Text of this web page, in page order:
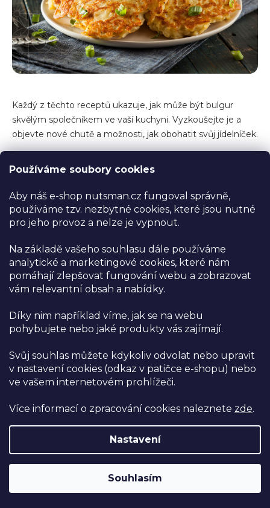
Používáme soubory cookies
Aby náš e-shop nutsman.cz fungoval správně,
používáme tzv. nezbytné cookies, které jsou nutné
pro jeho provoz a nelze je vypnout.
Na základě vašeho souhlasu dále používáme
analytické a marketingové cookies, které nám
pomáhají zlepšovat fungování webu a zobrazovat
vám relevantní obsah a nabídky.
Díky nim například víme, jak se na webu
pohybujete nebo jaké produkty vás zajímají.
Svůj souhlas můžete kdykoliv odvolat nebo upravit
v nastavení cookies (odkaz v patičce e-shopu) nebo
ve vašem internetovém prohlížeči.
Více informací o zpracování cookies naleznete zde.
Nastavení
Souhlasím
Každý z těchto receptů ukazuje, jak může být bulgur
skvělým společníkem ve vaší kuchyni. Vyzkoušejte je a
objevte nové chutě a možnosti, jak obohatit svůj jídelníček.
Závěr
Závěr našeho průzkumu světa bulguru odhaluje, proč je
tento skvost mezi celozrnnými obilovinami tak
neopomenutelný.Bulgur, s jeho bohatou historií a
pro každého, kdo si přeje obohatit svůj jídelníček o
zdravou a přitom chutnou složku.
Především, bulgurje výjimečný svým obsahem
boji proti hladině cholesterolu a při regulaci hladiny
cukru v krvi.
Tato obilovina je také bohatá na vitamíny
skupiny B, minerály jako je železo a hořčík, a nabízí pomalé
uvolňování energie, díky čemuž je ideálním jídlem pro
dlouhodobou sytost.
Nejenže bulgur podporuje zdraví, ale je také neuvěřitelně
lahodné saláty, náhradu rýže v risottech, nebo jako přílohu
texturou je bulgur skvělým doplňkem téměř ke každému
A pro ty z vás, kteří rádi experimentují s novými
technikami, bulgur lze dokonce vařit v rýžovaru, což